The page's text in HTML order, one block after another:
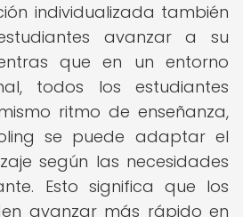
individualizada también
avanzar a su
que en un entorno
todos los estudiantes
ritmo de enseñanza,
se puede adaptar el
según las necesidades
Esto significa que los
avanzar más rápido en